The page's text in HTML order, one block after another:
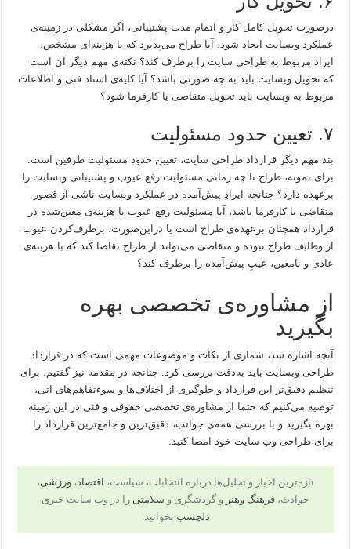
درصورت تحویل کامل کار و اتمام مدت پشتیبانی، اگر مشکلی در زمینه‌ی
عملکرد وبسایت ایجاد شود، آیا طراح می‌پذیرد که با هزینه‌‌ای مشخص،
ایراد مربوط به طراحی سایت را برطرف کند؟ نکته‌ی مهم دیگر آن است
که تحویل وبسایت باید به چه صورتی باشد؟ آیا کلیه‌ی اسناد فنی و اطلاعات
مربوط به وبسایت باید تحویل متقاضی یا کارفرما شود؟
۷. تعیین حدود مسئولیت
بند مهم دیگر قرارداد طراحی سایت، تعیین حدود مسئولیت طرفین است.
برای نمونه، طراح تا چه زمانی مسئولیت رفع عیوب و پشتیبانی وبسایت را
برعهده دارد؟ چنانچه ایرادِ پیش‌آمده در عملکرد وبسایت ناشی از قصور
متقاضی یا کارفرما باشد، آیا مسئولیت رفع عیوب با هزینه‌ی معین‌شده در
قرارداد همچنان برعهده‌ی طراح است یا دراین‌صورت، برطرف‌کردن عیوب
از وظایف طراح نبوده و متقاضی می‌تواند از طراح تقاضا کند که با هزینه‌ی
عادی و نامعین، عیبِ پیش‌آمده را برطرف کند؟
از مشاوره‌ی تخصصی بهره
بگیرید
آنچه اشاره شد، شماری از نکات و موضوعات مهمی است که در قرارداد
طراحی وبسایت باید به‌دقت بررسی کرد. چنانچه در مقدمه نیز گفتیم، برای
تنظیم دقیق‌تر این قرارداد و جلوگیری از اختلاف‌ها و سوءتفاهم‌های آتی،
توصیه می‌کنیم که حتما از مشاوره‌ی تخصصی حقوقی و فنی در این زمینه
بهره‌ بگیرید و با بررسی همه‌ی جوانب، دقیق‌ترین و جامع‌ترین قرارداد را
برای طراحی وب سایت خود امضا کنید.
تازه‌ترین اخبار و تحلیل‌ها درباره انتخابات، سیاست، اقتصاد ، ورزشی،
حوادث، فرهنگ وهنر و گردشگری و سلامتی را در وب سایت خبری
دلچسب بخوانید.